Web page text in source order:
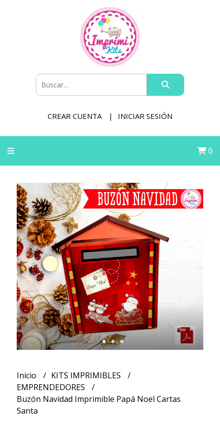
CREAR CUENTA INICIAR SESIÓN
0
Inicio
KITS IMPRIMIBLES
EMPRENDEDORES
Buzón Navidad Imprimible Papá Noel Cartas
Santa